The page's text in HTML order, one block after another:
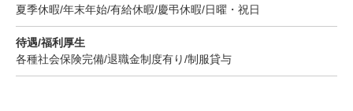
夏季休暇/年末年始/有給休暇/慶弔休暇/日曜・祝日
待遇/福利厚生
各種社会保険完備/退職金制度有り/制服貸与